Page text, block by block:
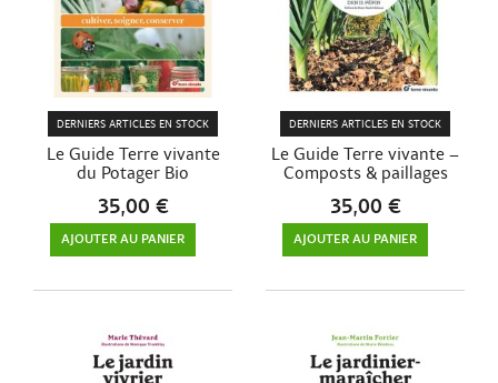
Le Guide Terre vivante
du Potager Bio
DERNIERS ARTICLES EN STOCK
35,00 €
AJOUTER AU PANIER
Le Guide Terre vivante –
Composts & paillages
DERNIERS ARTICLES EN STOCK
35,00 €
AJOUTER AU PANIER